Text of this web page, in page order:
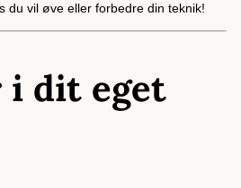
du vil øve eller forbedre din teknik!
i dit eget